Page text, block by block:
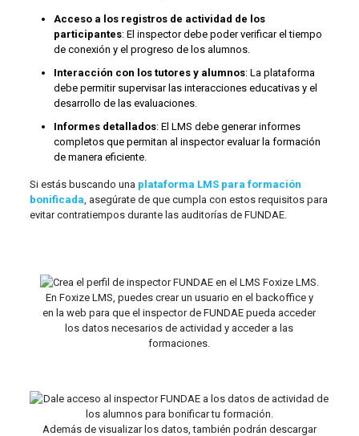
Acceso a los registros de actividad de los
participantes: El inspector debe poder verificar el tiempo
de conexión y el progreso de los alumnos.
Interacción con los tutores y alumnos: La plataforma
debe permitir supervisar las interacciones educativas y el
desarrollo de las evaluaciones.
Informes detallados: El LMS debe generar informes
completos que permitan al inspector evaluar la formación
de manera eficiente.
Si estás buscando una plataforma LMS para formación
bonificada, asegúrate de que cumpla con estos requisitos para
evitar contratiempos durante las auditorías de FUNDAE.
En Foxize LMS, puedes crear un usuario en el backoffice y
en la web para que el inspector de FUNDAE pueda acceder
los datos necesarios de actividad y acceder a las
formaciones.
Además de visualizar los datos, también podrán descargar